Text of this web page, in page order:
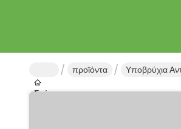
Σπίτι
προϊόντα Υποβρύχια